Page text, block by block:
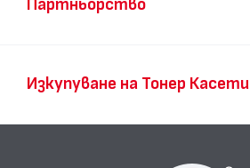
Партньорство
Изкупуване на Тонер Касети